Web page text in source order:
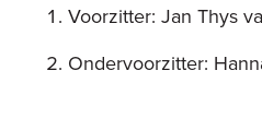
Voorzitter: Jan Thys
Ondervoorzitter: